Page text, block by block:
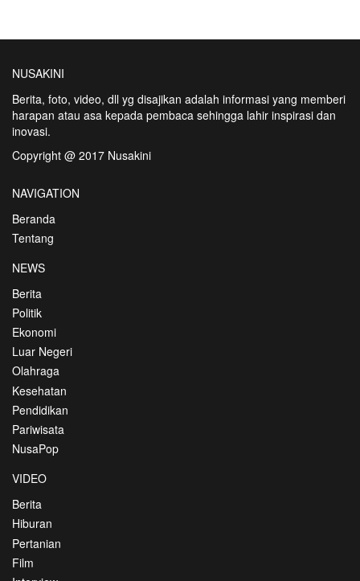
NUSAKINI
Berita, foto, video, dll yg disajikan adalah informasi yang memberi
harapan atau asa kepada pembaca sehingga lahir inspirasi dan
inovasi.
Copyright @ 2017 Nusakini
NAVIGATION
Beranda
Tentang
NEWS
Berita
Politik
Ekonomi
Luar Negeri
Olahraga
Kesehatan
Pendidikan
Pariwisata
NusaPop
VIDEO
Berita
Hiburan
Pertanian
Film